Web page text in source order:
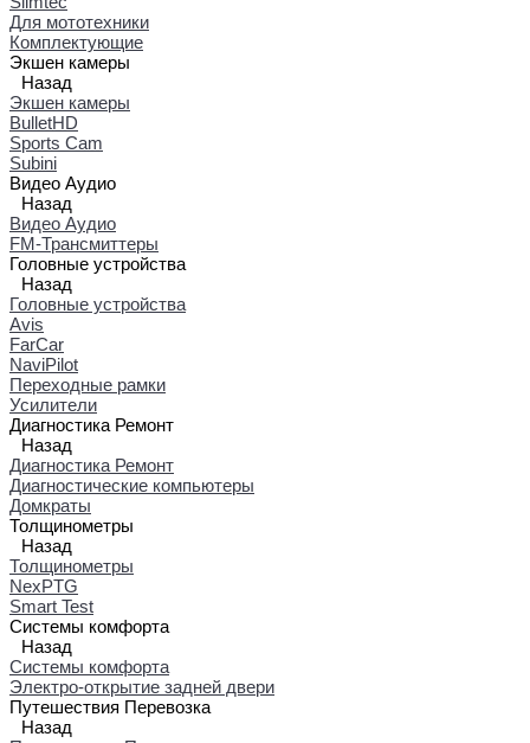
Для мототехники
Комплектующие
Экшен камеры
Назад
Экшен камеры
BulletHD
Sports Cam
Subini
Видео Аудио
Назад
Видео Аудио
FM-Трансмиттеры
Головные устройства
Назад
Головные устройства
Avis
FarCar
NaviPilot
Переходные рамки
Усилители
Диагностика Ремонт
Назад
Диагностика Ремонт
Диагностические компьютеры
Домкраты
Толщинометры
Назад
Толщинометры
NexPTG
Smart Test
Системы комфорта
Назад
Системы комфорта
Электро-открытие задней двери
Путешествия Перевозка
Назад